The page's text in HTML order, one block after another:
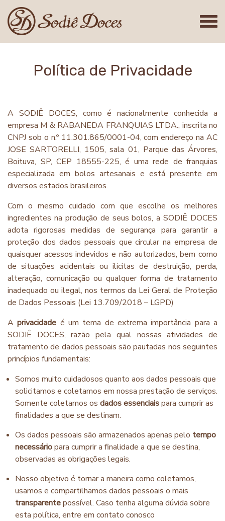
Política de Privacidade
A SODIÊ DOCES, como é nacionalmente conhecida a
empresa M & RABANEDA FRANQUIAS LTDA., inscrita no
CNPJ sob o n.º 11.301.865/0001-04, com endereço na AC
JOSE SARTORELLI, 1505, sala 01, Parque das Árvores,
Boituva, SP, CEP 18555-225, é uma rede de franquias
especializada em bolos artesanais e está presente em
diversos estados brasileiros.
Com o mesmo cuidado com que escolhe os melhores
ingredientes na produção de seus bolos, a SODIÊ DOCES
adota rigorosas medidas de segurança para garantir a
proteção dos dados pessoais que circular na empresa de
quaisquer acessos indevidos e não autorizados, bem como
de situações acidentais ou ilícitas de destruição, perda,
alteração, comunicação ou qualquer forma de tratamento
inadequado ou ilegal, nos termos da Lei Geral de Proteção
de Dados Pessoais (Lei 13.709/2018 – LGPD)
Aprivacidade é um tema de extrema importância para a
SODIÊ DOCES, razão pela qual nossas atividades de
tratamento de dados pessoais são pautadas nos seguintes
princípios fundamentais:
Somos muito cuidadosos quanto aos dados pessoais que
solicitamos e coletamos em nossa prestação de serviços.
Somente coletamos os dados essenciaispara cumprir as
finalidades a que se destinam.
Os dados pessoais são armazenados apenas pelo tempo
necessáriopara cumprir a finalidade a que se destina,
observadas as obrigações legais.
Nosso objetivo é tornar a maneira como coletamos,
usamos e compartilhamos dados pessoais o mais
transparentepossível. Caso tenha alguma dúvida sobre
esta política, entre em contato conosco